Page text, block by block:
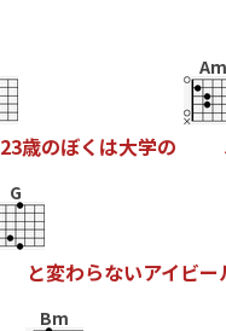
23歳のぼく は大学の
Am
G
と変わらないアイビー
Bm